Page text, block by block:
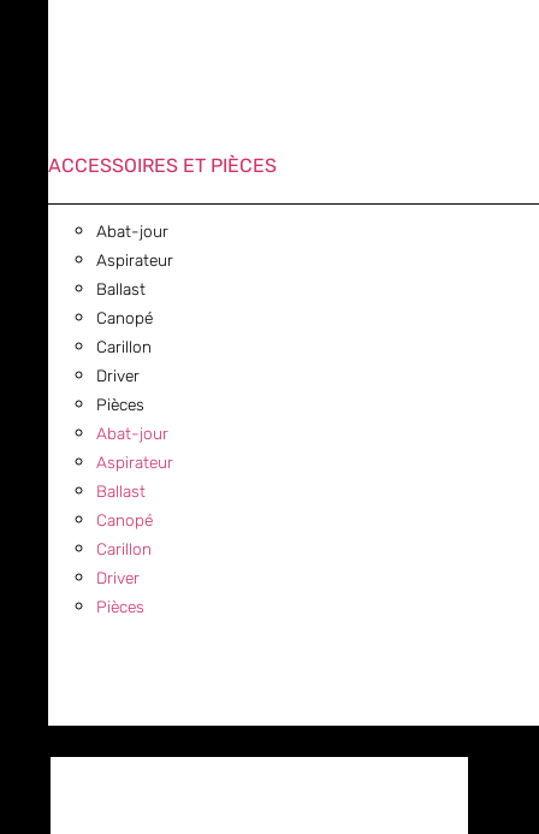
ACCESSOIRES ET PIÈCES
Abat-jour
Aspirateur
Ballast
Canopé
Carillon
Driver
Pièces
Abat-jour
Aspirateur
Ballast
Canopé
Carillon
Driver
Pièces